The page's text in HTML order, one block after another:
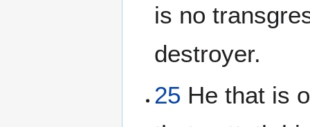
is no
destroyer.
25 He that is